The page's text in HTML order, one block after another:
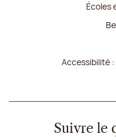
Écoles
Accessibilité
Suivre le